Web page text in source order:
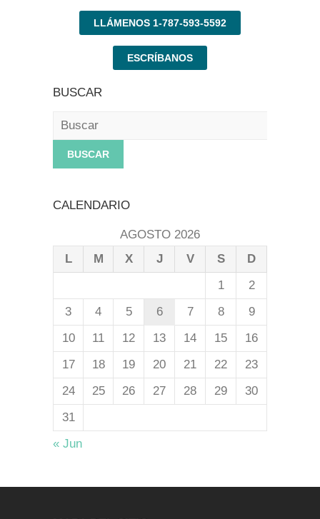
LLÁMENOS 1-787-593-5592
ESCRÍBANOS
BUSCAR
Buscar
CALENDARIO
AGOSTO 2026
L
M X J V S
D
1
2
3
4 5 6 7 8
9
10
11 12 13 14 15
16
17
18 19 20 21 22
23
24
25 26 27 28 29
30
31
« Jun